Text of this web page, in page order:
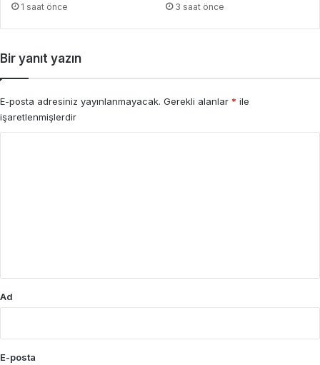
1 saat önce 3 saat önce
Bir yanıt yazın
E-posta adresiniz yayınlanmayacak. Gerekli alanlar * ile
işaretlenmişlerdir
Ad
E-posta